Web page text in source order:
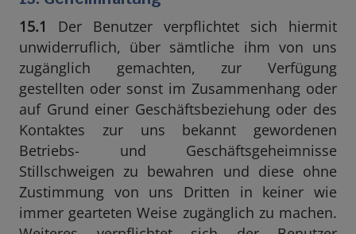
15.1
Der Benutzer verpflichtet sich hiermit
unwiderruflich, über sämtliche ihm von uns
zugänglich gemachten, zur Verfügung
gestellten oder sonst im Zusammenhang oder
auf Grund einer Geschäftsbeziehung oder des
Kontaktes zur uns bekannt gewordenen
Betriebs- und Geschäftsgeheimnisse
Stillschweigen zu bewahren und diese ohne
Zustimmung von uns Dritten in keiner wie
immer gearteten Weise zugänglich zu machen.